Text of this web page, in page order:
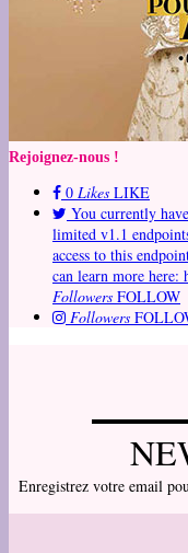
Rejoignez-nous !
0 Likes LIKE
You currently
limited v1.1
access to this
can learn more here:
Followers FOLLOW
Followers
Enregistrez votre email